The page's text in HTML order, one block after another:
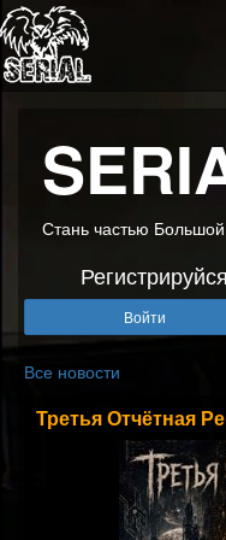
Стань частью
Войти
Все новости
​Третья Отчётная